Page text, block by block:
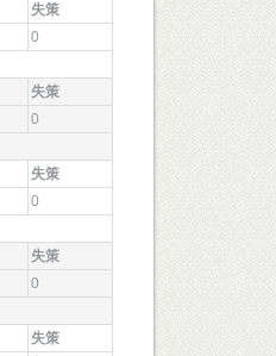
失策
0
失策
0
失策
0
失策
0
失策